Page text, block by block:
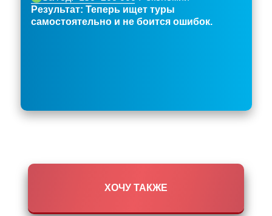
Результат: Теперь ищет туры
самостоятельно и не боится ошибок.
ХОЧУ ТАКЖЕ